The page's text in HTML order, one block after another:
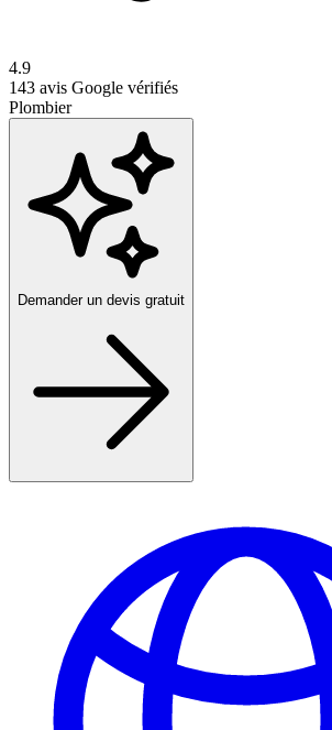
4.9
143 avis Google vérifiés
Plombier
Demander un devis gratuit